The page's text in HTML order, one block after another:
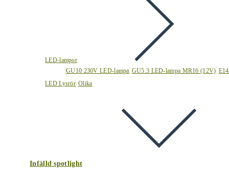
LED-lampor
GU10 230V LED-lampa GU5.3 LED-lampa MR16 (12V)
LED Lysrör Olika
Infälld spotlight